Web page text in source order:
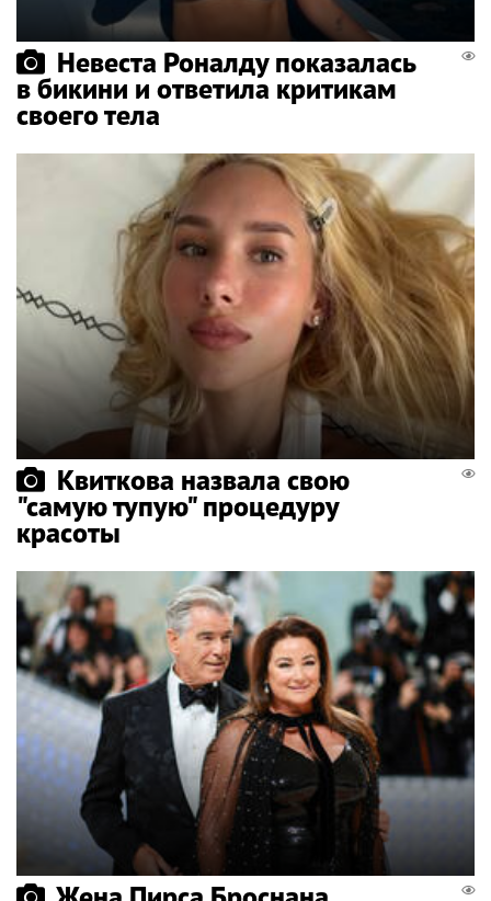
Невеста Роналду показалась
в бикини и ответила критикам
своего тела
Квиткова назвала свою
"самую тупую" процедуру
красоты